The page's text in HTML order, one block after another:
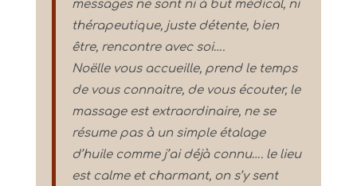
messages ne sont ni à but médical, ni
thérapeutique, juste détente, bien
être, rencontre avec soi….
Noëlle vous accueille, prend le temps
de vous connaitre, de vous écouter, le
massage est extraordinaire, ne se
résume pas à un simple étalage
d’huile comme j’ai déjà connu…. le lieu
est calme et charmant, on s’y sent